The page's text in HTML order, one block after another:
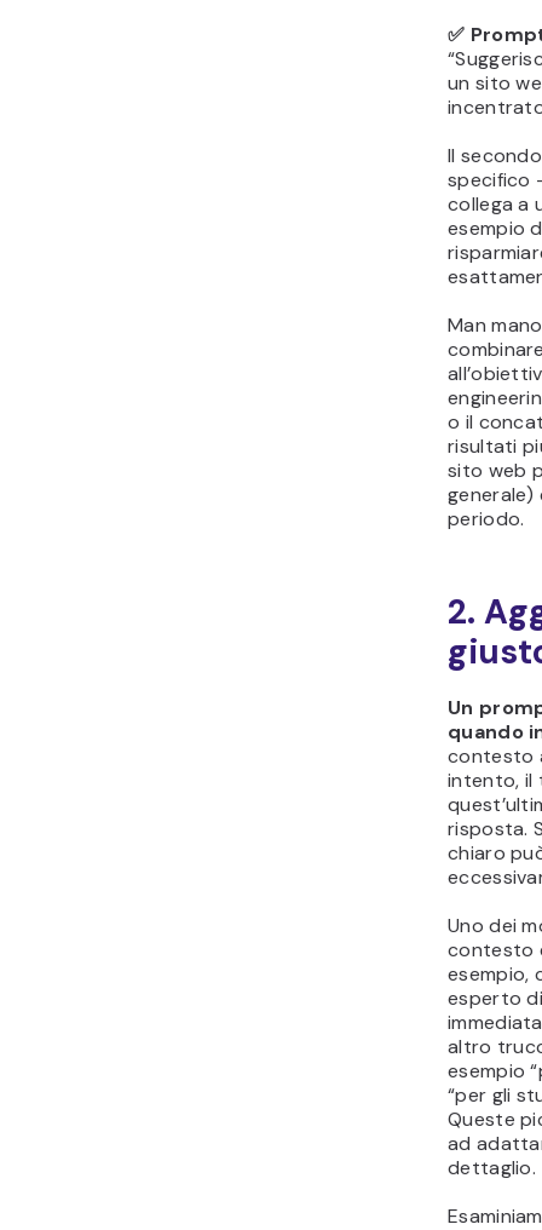
✅
un sito
Il
specifico
collega a
esempio
Man
o il
risultati
sito web
generale)
periodo.
2.
Un
quando
contesto
intento, il
risposta.
chiaro
Uno dei
contesto
esempio,
esperto
altro
esempio
“per gli
Queste
ad
dettaglio.